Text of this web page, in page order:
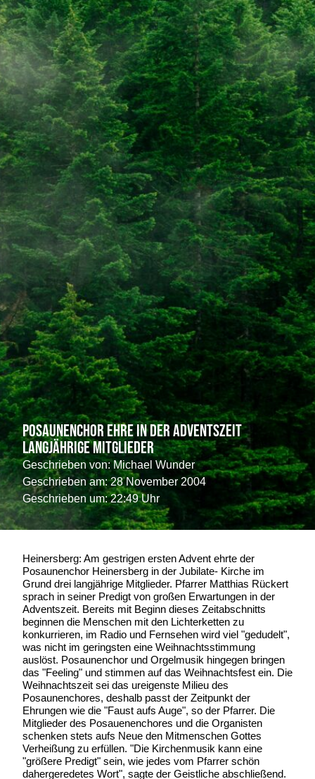
Posaunenchor ehre in der Adventszeit
langjährige Mitglieder
Geschrieben von:Michael Wunder
Geschrieben am: 28 November 2004
Geschrieben um: 22:49 Uhr
Heinersberg: Am gestrigen ersten Advent ehrte der
Posaunenchor Heinersberg in der Jubilate- Kirche im
Grund drei langjährige Mitglieder. Pfarrer Matthias Rückert
sprach in seiner Predigt von großen Erwartungen in der
Adventszeit. Bereits mit Beginn dieses Zeitabschnitts
beginnen die Menschen mit den Lichterketten zu
konkurrieren, im Radio und Fernsehen wird viel "gedudelt",
was nicht im geringsten eine Weihnachtsstimmung
auslöst. Posaunenchor und Orgelmusik hingegen bringen
das "Feeling" und stimmen auf das Weihnachtsfest ein. Die
Weihnachtszeit sei das ureigenste Milieu des
Posaunenchores, deshalb passt der Zeitpunkt der
Ehrungen wie die "Faust aufs Auge", so der Pfarrer. Die
Mitglieder des Posauenenchores und die Organisten
schenken stets aufs Neue den Mitmenschen Gottes
Verheißung zu erfüllen. "Die Kirchenmusik kann eine
"größere Predigt" sein, wie jedes vom Pfarrer schön
dahergeredetes Wort", sagte der Geistliche abschließend.